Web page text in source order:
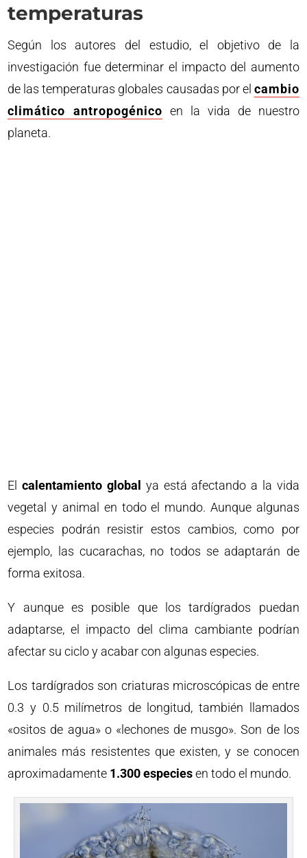
temperaturas
Según los autores del estudio, el objetivo de la
investigación fue determinar el impacto del aumento
de las temperaturas globales causadas por el cambio
climático antropogénico en la vida de nuestro
planeta.
Elcalentamiento global ya está afectando a la vida
vegetal y animal en todo el mundo. Aunque algunas
especies podrán resistir estos cambios, como por
ejemplo, las cucarachas, no todos se adaptarán de
forma exitosa.
Y aunque es posible que los tardígrados puedan
adaptarse, el impacto del clima cambiante podrían
afectar su ciclo y acabar con algunas especies.
Los tardígrados son criaturas microscópicas de entre
0.3 y 0.5 milímetros de longitud, también llamados
«ositos de agua» o «lechones de musgo». Son de los
animales más resistentes que existen, y se conocen
aproximadamente 1.300 especiesen todo el mundo.